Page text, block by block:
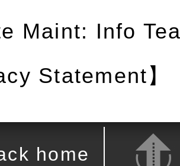
Maint: Info
Statement】
home